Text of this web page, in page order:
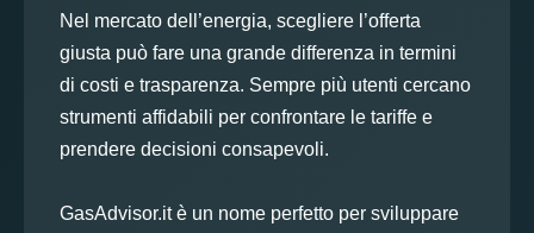
Nel mercato dell’energia, scegliere l’offerta
giusta può fare una grande differenza in termini
di costi e trasparenza. Sempre più utenti cercano
strumenti affidabili per confrontare le tariffe e
prendere decisioni consapevoli.
GasAdvisor.it è un nome perfetto per sviluppare